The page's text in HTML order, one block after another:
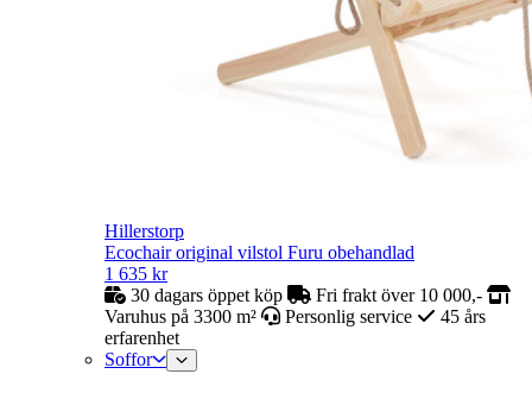
Hillerstorp
Ecochair original vilstol Furu obehandlad
1 635 kr
30 dagars öppet köp
Fri frakt över 10 000,-
Varuhus på 3300 m²
Personlig service
45 års
erfarenhet
Soffor